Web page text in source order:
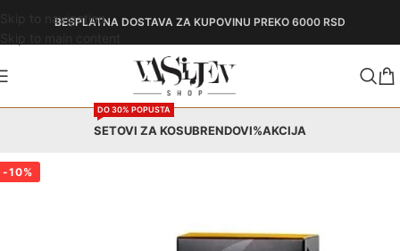
Skip to navigationBESPLATNA DOSTAVA ZA KUPOVINU PREKO 6000 RSD
SETOVI ZA KOSU
DO 30% POPUSTA
BRENDOVI%AKCIJA
-10%